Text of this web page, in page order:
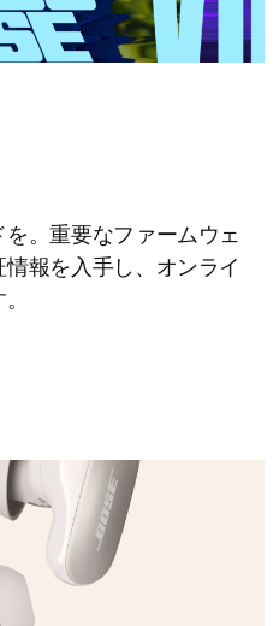
。重要なファームウェ
報を入手し、オンライ